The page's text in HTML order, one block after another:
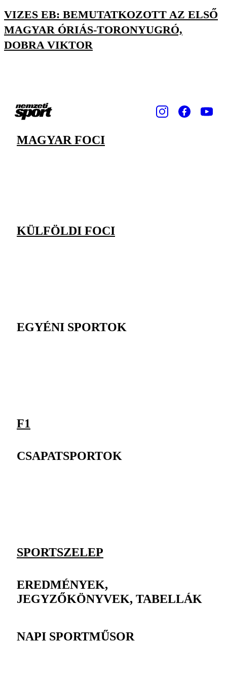
VIZES EB: BEMUTATKOZOTT AZ ELSŐ
MAGYAR ÓRIÁS-TORONYUGRÓ,
DOBRA VIKTOR
MAGYAR FOCI
KÜLFÖLDI FOCI
EGYÉNI SPORTOK
F1
CSAPATSPORTOK
SPORTSZELEP
EREDMÉNYEK,
JEGYZŐKÖNYVEK, TABELLÁK
NAPI SPORTMŰSOR